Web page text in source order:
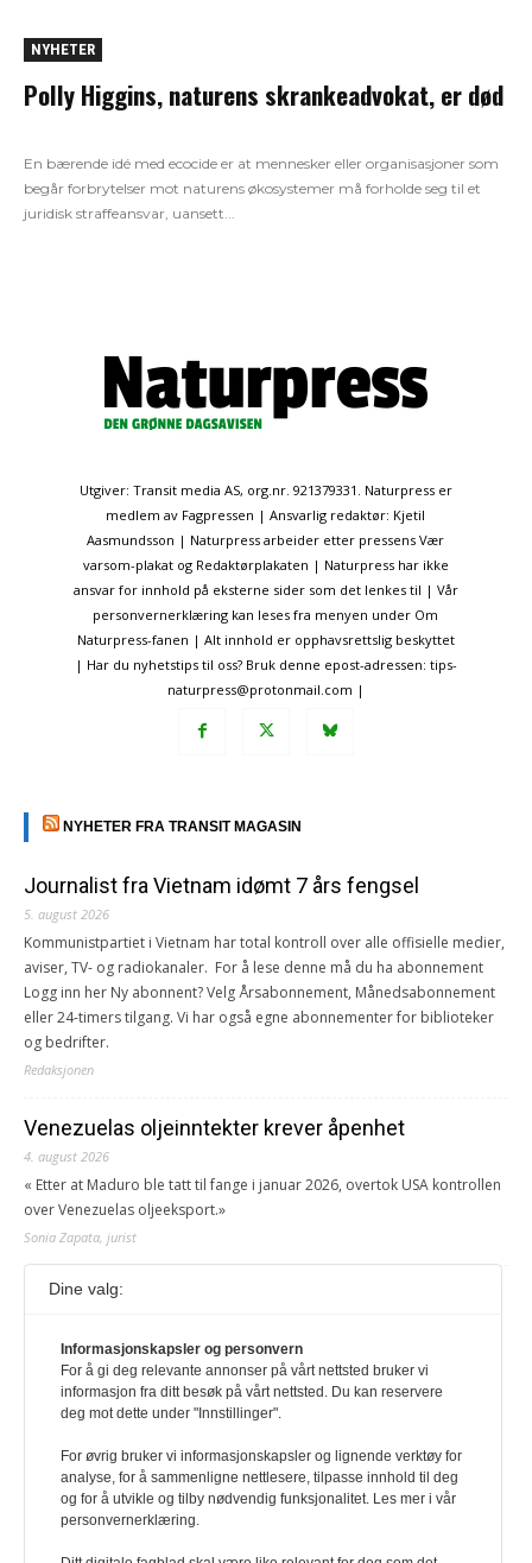
NYHETER
Polly Higgins, naturens skrankeadvokat, er død
En bærende idé med ecocide er at mennesker eller organisasjoner som
begår forbrytelser mot naturens økosystemer må forholde seg til et
juridisk straffeansvar, uansett...
Utgiver: Transit media AS, org.nr. 921379331. Naturpress er
medlem av Fagpressen | Ansvarlig redaktør: Kjetil
Aasmundsson | Naturpress arbeider etter pressens Vær
varsom-plakat og Redaktørplakaten | Naturpress har ikke
ansvar for innhold på eksterne sider som det lenkes til | Vår
personvernerklæring kan leses fra menyen under Om
Naturpress-fanen | Alt innhold er opphavsrettslig beskyttet
| Har du nyhetstips til oss? Bruk denne epost-adressen: tips-
naturpress@protonmail.com |
NYHETER FRA TRANSIT MAGASIN
Journalist fra Vietnam idømt 7 års fengsel
5. august 2026
Kommunistpartiet i Vietnam har total kontroll over alle offisielle medier,
aviser, TV- og radiokanaler. For å lese denne må du ha abonnement
Logg inn her Ny abonnent? Velg Årsabonnement, Månedsabonnement
eller 24-timers tilgang. Vi har også egne abonnementer for biblioteker
og bedrifter.
Redaksjonen
Venezuelas oljeinntekter krever åpenhet
4. august 2026
« Etter at Maduro ble tatt til fange i januar 2026, overtok USA kontrollen
over Venezuelas oljeeksport.»
Sonia Zapata, jurist
117,8 millioner er på flukt, en nedgang fra forrige
1. august 2026
Ville ha tilsvart verdens trettende største land i folketall. For å lese
denne må du ha abonnement Logg inn her Ny abonnent? Velg
også egne abonnementer for biblioteker og bedrifter.
Redaksjonen
Dine valg:
Informasjonskapsler og personvern
For å gi deg relevante annonser på vårt nettsted bruker vi
informasjon fra ditt besøk på vårt nettsted. Du kan reservere
deg mot dette under "Innstillinger".
For øvrig bruker vi informasjonskapsler og lignende verktøy for
analyse, for å sammenligne nettlesere, tilpasse innhold til deg
og for å utvikle og tilby nødvendig funksjonalitet. Les mer i vår
personvernerklæring.